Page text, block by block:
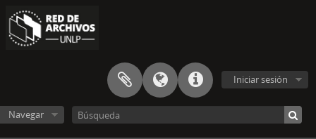
Iniciar sesión
Navegar